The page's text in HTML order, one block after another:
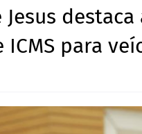
Jesus
ICMS para